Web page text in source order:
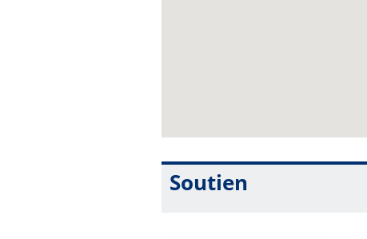
Soutien